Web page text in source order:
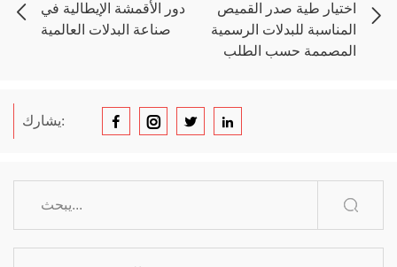
دور الأقمشة الإيطالية في
صناعة البدلات العالمية
اختيار طية صدر القميص
المناسبة للبدلات الرسمية
المصممة حسب الطلب
يشارك: